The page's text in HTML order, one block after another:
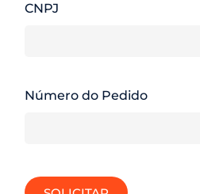
CNPJ
Número do Pedido